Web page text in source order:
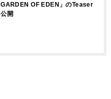
GARDEN OF EDEN」のTeaser
公開